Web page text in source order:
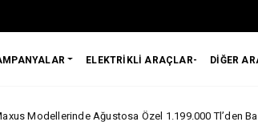
ELEKTRİKLİ ARAÇLAR- DİĞER
Ağustosa Özel 1.199.000 Tl’den Başlayan